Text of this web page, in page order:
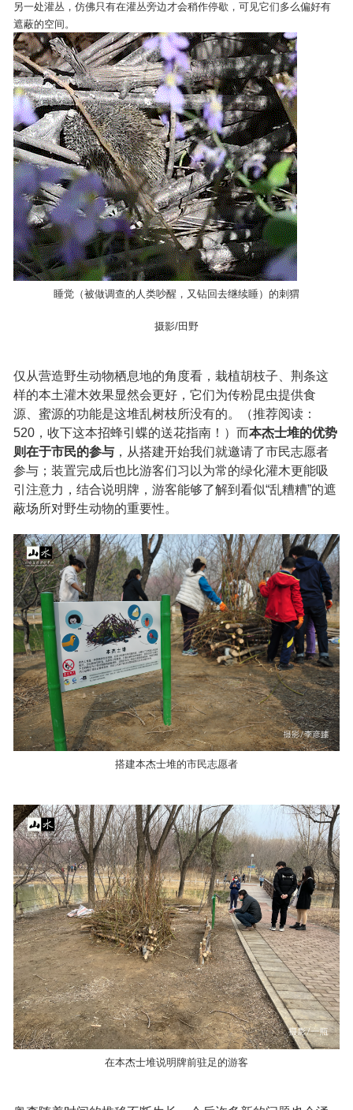
另一处灌丛，仿佛只有在灌丛旁边才会稍作停歇，可见它们多么偏好有
遮蔽的空间。
睡觉（被做调查的人类吵醒，又钻回去继续睡）的刺猬
摄影/田野
仅从营造野生动物栖息地的角度看，栽植胡枝子、荆条这
样的本土灌木效果显然会更好，它们为传粉昆虫提供食
源、蜜源的功能是这堆乱树枝所没有的。（推荐阅读：
520，收下这本招蜂引蝶的送花指南！ ）而本杰士堆的优势
则在于市民的参与 ，从搭建开始我们就邀请了市民志愿者
参与；装置完成后也比游客们习以为常的绿化灌木更能吸
引注意力，结合说明牌，游客能够了解到看似“乱糟糟”的遮
蔽场所对野生动物的重要性。
搭建本杰士堆的市民志愿者
在本杰士堆说明牌前驻足的游客